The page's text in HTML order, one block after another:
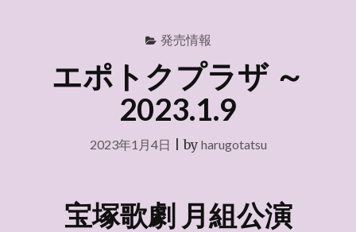
発売情報
エポトクプラザ ～
2023.1.9
2023年1月4日 |by harugotatsu
宝塚歌劇 月組公演